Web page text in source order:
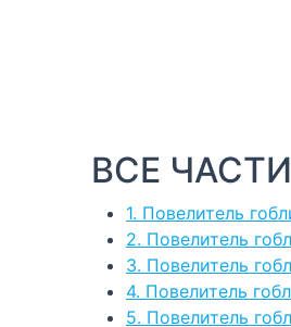
ВСЕ ЧАСТИ
1. Повелитель
2. Повелитель
3. Повелитель
4. Повелитель
5. Повелитель